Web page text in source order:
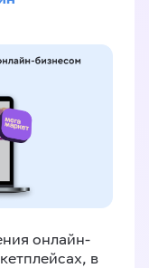
онлайн-
в